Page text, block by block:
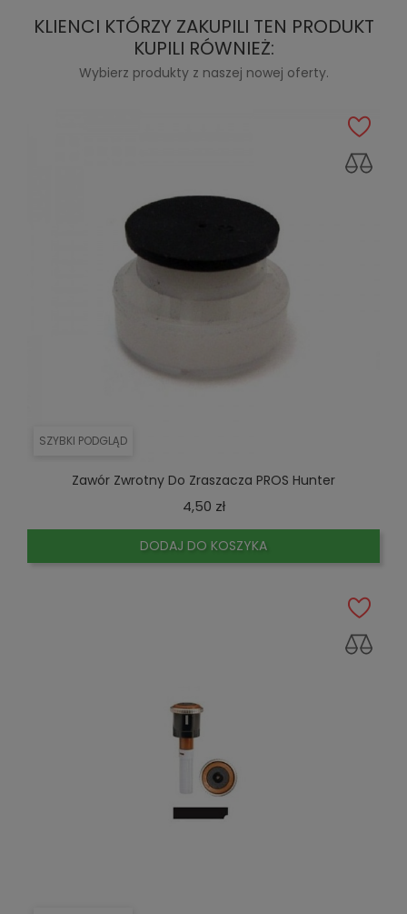
KLIENCI KTÓRZY ZAKUPILI TEN PRODUKT
KUPILI RÓWNIEŻ:
Wybierz produkty z naszej nowej oferty.
SZYBKI PODGLĄD
Zawór Zwrotny Do Zraszacza PROS Hunter
4,50 złCena
DODAJ DO KOSZYKA